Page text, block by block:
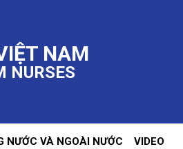
NAM
NURSES
NƯỚC VÀ NGOÀI NƯỚC VIDEO